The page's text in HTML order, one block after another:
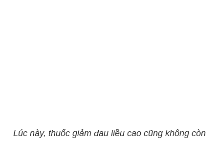
Lúc này, thuốc giảm đau liều cao cũng không còn